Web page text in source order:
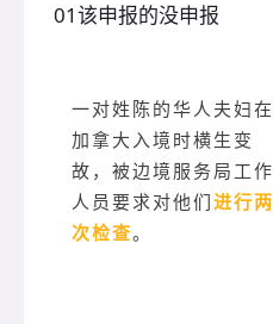
01该申报的没申报
一对姓陈的华人夫妇在
加拿大入境时横生变
故，被边境服务局工作
人员要求对他们进行两
次检查。